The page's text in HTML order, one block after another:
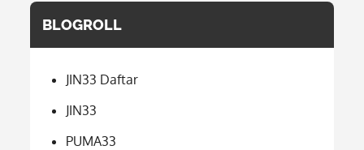
BLOGROLL
JIN33 Daftar
JIN33
PUMA33